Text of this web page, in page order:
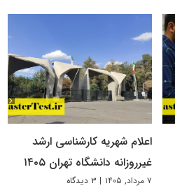
اعلام شهریه کارشناسی ارشد
غیرروزانه دانشگاه تهران ۱۴۰۵
۷ مرداد, ۱۴۰۵ | ۳ دیدگاه